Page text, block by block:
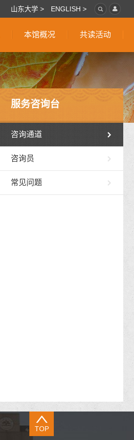
山东大学 > ENGLISH >
本馆概况 共读活动
服务咨询台
咨询通道
咨询员
常见问题
TOP